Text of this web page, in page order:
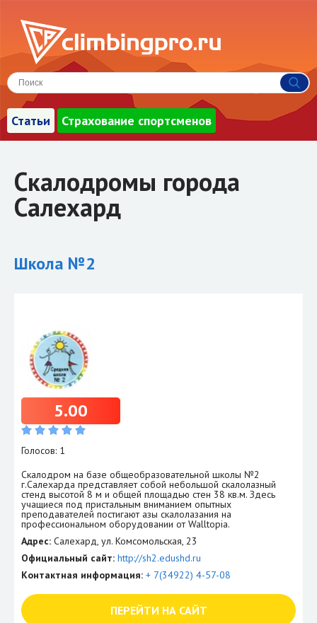
Статьи Страхование спортсменов
Скалодромы города
Салехард
Школа №2
5.00
Голосов: 1
Скалодром на базе общеобразовательной школы №2
г.Салехарда представляет собой небольшой скалолазный
стенд высотой 8 м и общей площадью стен 38 кв.м. Здесь
учащиеся под пристальным вниманием опытных
преподавателей постигают азы скалолазания на
профессиональном оборудовании от Walltopia.
Адрес: Салехард, ул. Комсомольская, 23
Официальный сайт: http://sh2.edushd.ru
Контактная информация: + 7(34922) 4-57-08
ПЕРЕЙТИ НА САЙТ